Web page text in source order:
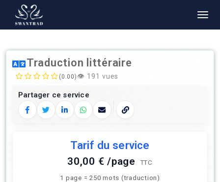
Traduction littéraire
(0.00) 👁️ 191 vues
Partager ce service
Facebook
TwitterLinkedInWhatsApp
E‑mailCopier le lien
Tarif du service
30,00 € /page TTC
1 page = 250 mots (traduction)